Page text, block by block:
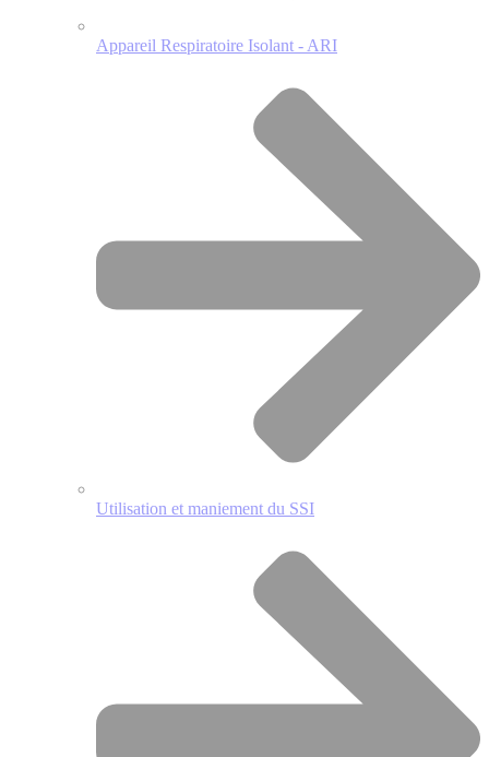
Appareil Respiratoire Isolant - ARI
Utilisation et maniement du SSI